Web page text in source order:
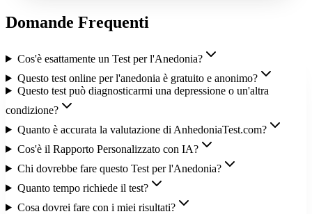
Domande Frequenti
Cos'è esattamente un Test per l'Anedonia?
Questo test online per l'anedonia è gratuito e anonimo?
Questo test può diagnosticarmi una depressione o un'altra
condizione?
Quanto è accurata la valutazione di AnhedoniaTest.com?
Cos'è il Rapporto Personalizzato con IA?
Chi dovrebbe fare questo Test per l'Anedonia?
Quanto tempo richiede il test?
Cosa dovrei fare con i miei risultati?